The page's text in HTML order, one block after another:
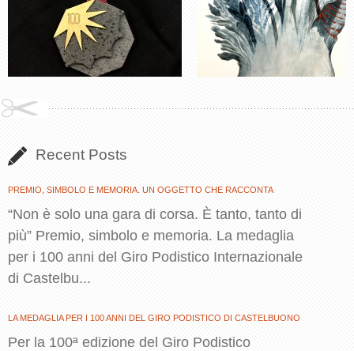
Recent Posts
PREMIO, SIMBOLO E MEMORIA. UN OGGETTO CHE RACCONTA
“Non è solo una gara di corsa. È tanto, tanto di
più” Premio, simbolo e memoria. La medaglia
per i 100 anni del Giro Podistico Internazionale
di Castelbu...
LA MEDAGLIA PER I 100 ANNI DEL GIRO PODISTICO DI CASTELBUONO
Per la 100ª edizione del Giro Podistico